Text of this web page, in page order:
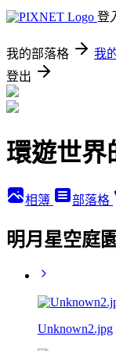
登
我的部落格 我
登出
環遊世界
相簿 部落格
明月星空庭
Unknown2.jpg